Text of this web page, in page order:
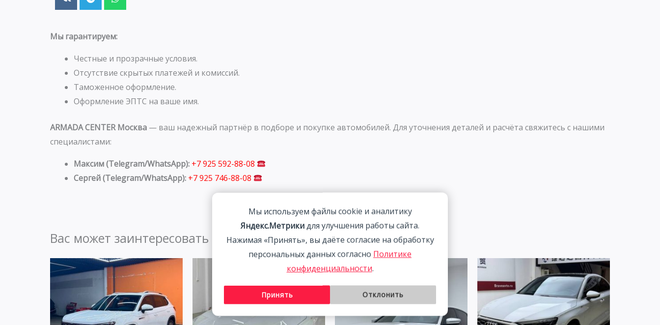
Мы гарантируем:
Честные и прозрачные условия.
Отсутствие скрытых платежей и комиссий.
Таможенное оформление.
Оформление ЭПТС на ваше имя.
ARMADA CENTER Москва — ваш надежный партнёр в подборе и покупке автомобилей. Для уточнения деталей и расчёта свяжитесь с нашими
специалистами:
Максим (Telegram/WhatsApp): +7 925 592-88-08
Сергей (Telegram/WhatsApp): +7 925 746-88-08
Вас может заинтересовать
Мы используем файлы cookie и аналитику
Яндекс.Метрикидля улучшения работы сайта.
Нажимая «Принять», вы даёте согласие на обработку
персональных данных согласно Политике
конфиденциальности.
Принять Отклонить